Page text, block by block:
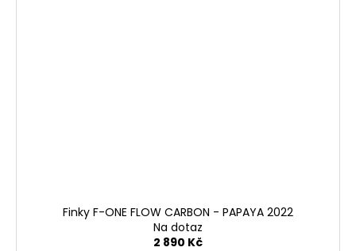
Finky F-ONE FLOW CARBON - PAPAYA 2022
Na dotaz
2 890 Kč